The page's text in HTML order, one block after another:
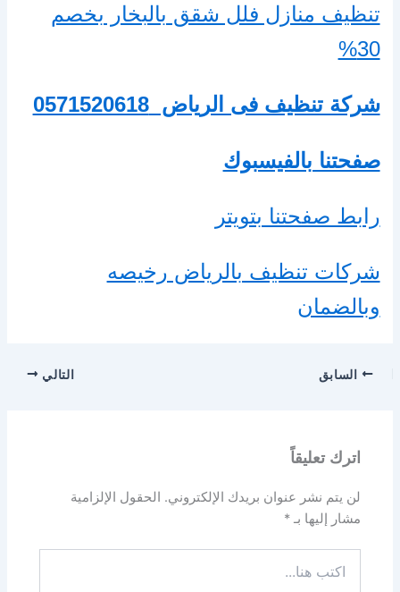
تنظيف منازل فلل شقق بالبخار بخصم
30%
شركة تنظيف فى الرياض0571520618
صفحتنا بالفيسبوك
رابط صفحتنا بتويتر
شركات تنظيف بالرياض رخيصه
وبالضمان
السابق التالي
اترك تعليقاً
لن يتم نشر عنوان بريدك الإلكتروني. الحقول الإلزامية
مشار إليها بـ*
هنا...